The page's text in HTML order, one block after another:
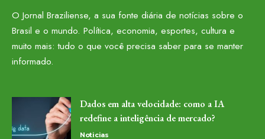
O Jornal Braziliense, a sua fonte diária de notícias sobre o
Brasil e o mundo. Política, economia, esportes, cultura e
muito mais: tudo o que você precisa saber para se manter
informado.
Dados em alta velocidade: como a IA
redefine a inteligência de mercado?
Noticias